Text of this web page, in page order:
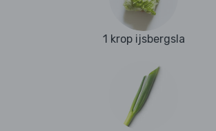
1 krop ijsbergsla